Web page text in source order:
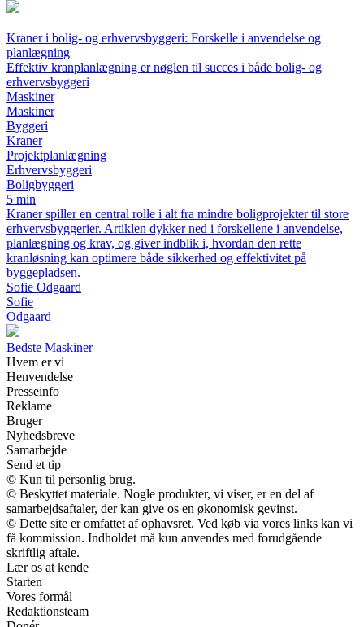
Kraner i bolig- og erhvervsbyggeri: Forskelle i anvendelse og
planlægning
Effektiv kranplanlægning er nøglen til succes i både bolig- og
erhvervsbyggeri
Maskiner
Maskiner
Byggeri
Kraner
Projektplanlægning
Erhvervsbyggeri
Boligbyggeri
5 min
Kraner spiller en central rolle i alt fra mindre boligprojekter til store
erhvervsbyggerier. Artiklen dykker ned i forskellene i anvendelse,
planlægning og krav, og giver indblik i, hvordan den rette
kranløsning kan optimere både sikkerhed og effektivitet på
byggepladsen.
Sofie Odgaard
Sofie
Odgaard
Bedste Maskiner
Hvem er vi
Henvendelse
Presseinfo
Reklame
Bruger
Nyhedsbreve
Samarbejde
Send et tip
© Kun til personlig brug.
© Beskyttet materiale. Nogle produkter, vi viser, er en del af
samarbejdsaftaler, der kan give os en økonomisk gevinst.
© Dette site er omfattet af ophavsret. Ved køb via vores links kan vi
få kommission. Indholdet må kun anvendes med forudgående
skriftlig aftale.
Lær os at kende
Starten
Vores formål
Redaktionsteam